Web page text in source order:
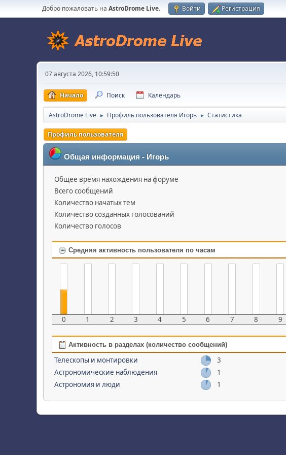
Добро пожаловать на AstroDrome Live. Войти Регистрация
07 августа 2026, 10:59:50
Начало Поиск Календарь
AstroDrome Live ► Профиль пользователя Игорь ► Статистика
Профиль пользователя
Общая информация - Игорь
Общее время нахождения на форуме
Всего сообщений
Количество начатых тем
Количество созданных голосований
Количество голосов
Средняя активность пользователя по часам
0 1 2 3 4 5 6 7 8 9
Активность в разделах (количество сообщений)
Телескопы и монтировки
3
Астрономические наблюдения
1
Астрономия и люди
1